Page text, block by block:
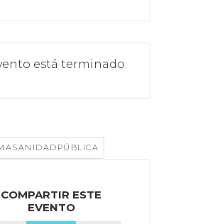
está terminado.
COMPARTIR ESTE
EVENTO